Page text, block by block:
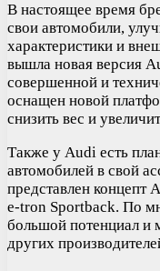
В настоящее время
свои автомобили,
характеристики и
вышла новая версия
совершенной и
оснащен новой
снизить вес и
Также у Audi есть
автомобилей в свой
представлен
e-tron Sportback. По
большой потенциал и
других